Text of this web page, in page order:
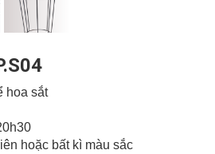
sắt
hoặc bất kì màu sắc